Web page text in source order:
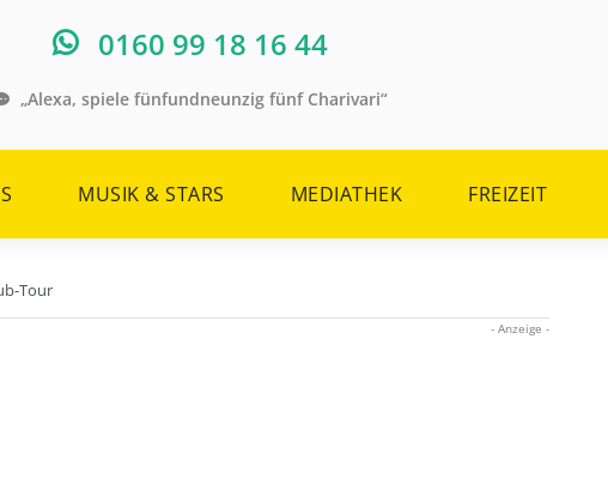
0160 99 18 16 44
„Alexa, spiele fünfundneunzig fünf Charivari“
MUSIK & STARS MEDIATHEK FREIZEIT
Tour
- Anzeige -